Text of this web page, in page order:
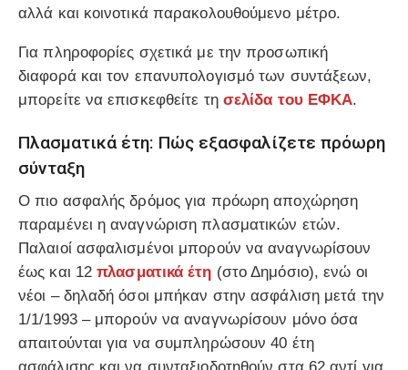
αλλά και κοινοτικά παρακολουθούμενο μέτρο.
Για πληροφορίες σχετικά με την προσωπική
διαφορά και τον επανυπολογισμό των συντάξεων,
μπορείτε να επισκεφθείτε τη σελίδα του ΕΦΚΑ.
Πλασματικά έτη: Πώς εξασφαλίζετε πρόωρη
σύνταξη
Ο πιο ασφαλής δρόμος για πρόωρη αποχώρηση
παραμένει η αναγνώριση πλασματικών ετών.
Παλαιοί ασφαλισμένοι μπορούν να αναγνωρίσουν
έως και 12πλασματικά έτη (στο Δημόσιο), ενώ οι
νέοι – δηλαδή όσοι μπήκαν στην ασφάλιση μετά την
1/1/1993 – μπορούν να αναγνωρίσουν μόνο όσα
απαιτούνται για να συμπληρώσουν 40 έτη